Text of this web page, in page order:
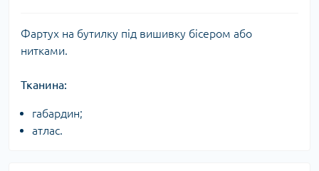
Фартух на бутилку під вишивку бісером або
нитками.
Тканина:
габардин;
атлас.